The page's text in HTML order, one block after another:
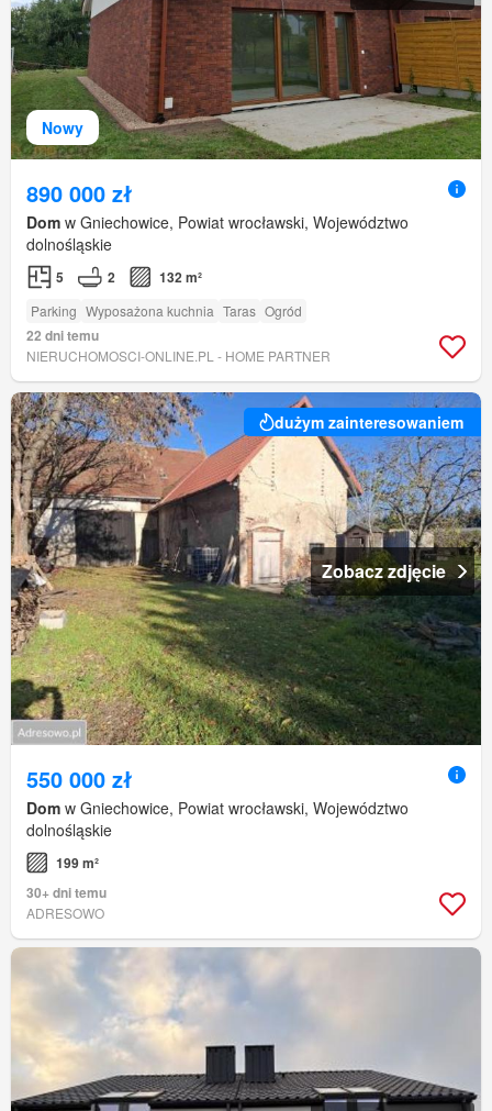
Nowy
890 000 zł
Dom w Gniechowice, Powiat wrocławski, Województwo
dolnośląskie
5 2 132 m²
Parking Wyposażona kuchnia Taras Ogród
22 dni temu
NIERUCHOMOSCI-ONLINE.PL - HOME PARTNER
dużym zainteresowaniem
Zobacz zdjęcie
550 000 zł
Dom w Gniechowice, Powiat wrocławski, Województwo
dolnośląskie
199 m²
30+ dni temu
ADRESOWO